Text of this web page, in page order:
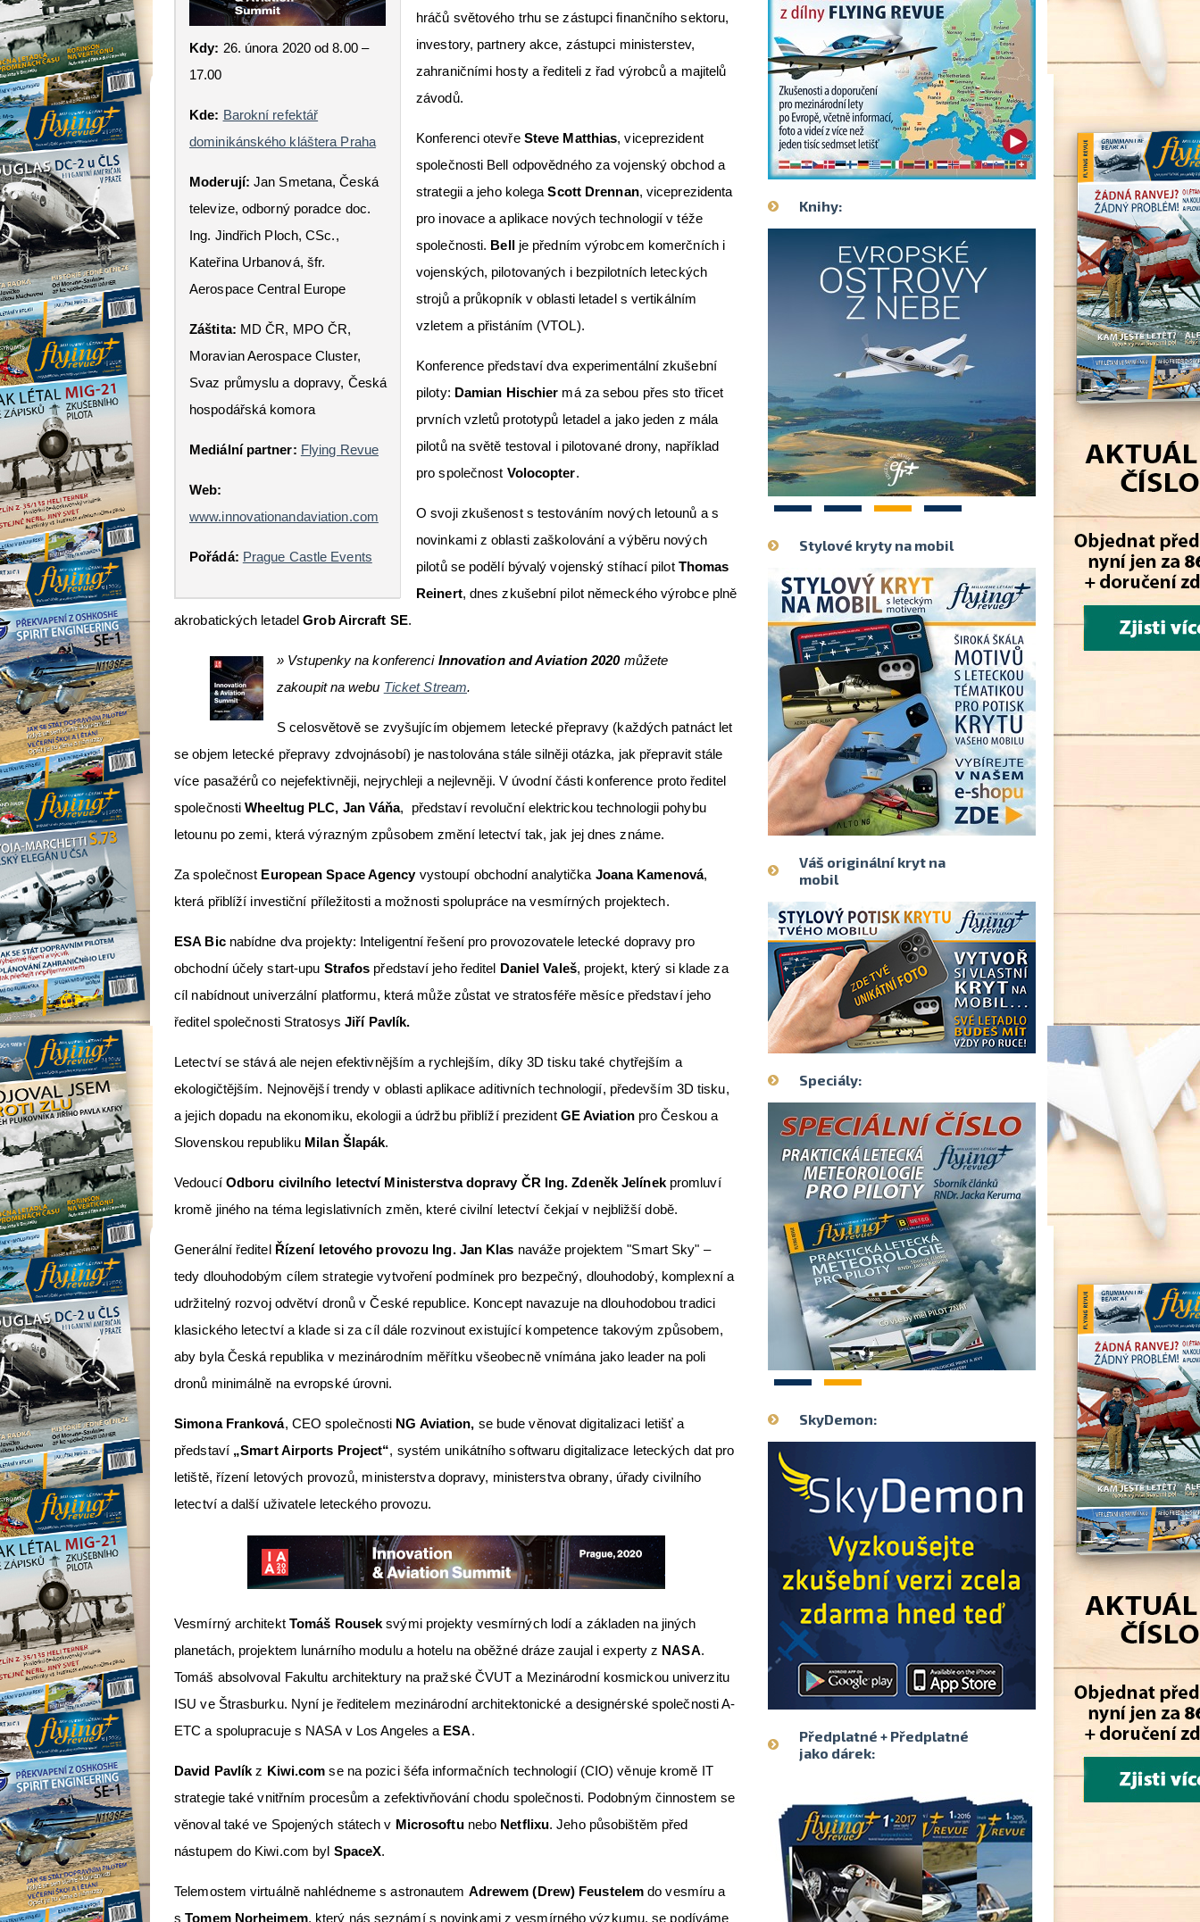
Kdy: 26. února 2020 od 8.00 –
17.00
Kde: Barokní refektář
dominikánského kláštera Praha
Moderují: Jan Smetana, Česká
televize, odborný poradce doc.
Ing. Jindřich Ploch, CSc.,
Kateřina Urbanová, šfr.
Aerospace Central Europe
Záštita: MD ČR, MPO ČR,
Moravian Aerospace Cluster,
Svaz průmyslu a dopravy, Česká
hospodářská komora
Mediální partner: Flying Revue
Web:
www.innovationandaviation.com
Pořádá: Prague Castle Events
hráčů světového trhu se zástupci finančního sektoru,
investory, partnery akce, zástupci ministerstev,
zahraničními hosty a řediteli z řad výrobců a majitelů
závodů.
Konferenci otevře Steve Matthias, viceprezident
společnosti Bell odpovědného za vojenský obchod a
strategii a jeho kolegaScott Drennan, viceprezidenta
pro inovace a aplikace nových technologií v téže
společnosti. Bellje předním výrobcem komerčních i
vojenských, pilotovaných i bezpilotních leteckých
strojů a průkopník v oblasti letadel s vertikálním
vzletem a přistáním (VTOL).
Konference představí dva experimentální zkušební
piloty: Damian Hischier má za sebou přes sto třicet
prvních vzletů prototypů letadel a jako jeden z mála
pilotů na světě testoval i pilotované drony, například
pro společnost Volocopter.
O svoji zkušenost s testováním nových letounů a s
novinkami z oblasti zaškolování a výběru nových
pilotů se podělí bývalý vojenský stíhací pilot Thomas
Reinert, dnes zkušební pilot německého výrobce plně
akrobatických letadelGrob Aircraft SE.
» Vstupenky na konferenci Innovation and Aviation 2020můžete
zakoupit na webu Ticket Stream.
S celosvětově se zvyšujícím objemem letecké přepravy (každých patnáct let
se objem letecké přepravy zdvojnásobí) je nastolována stále silněji otázka, jak přepravit stále
více pasažérů co nejefektivněji, nejrychleji a nejlevněji. V úvodní části konference proto ředitel
společnostiWheeltug PLC, Jan Váňa, představí revoluční elektrickou technologii pohybu
letounu po zemi, která výrazným způsobem změní letectví tak, jak jej dnes známe.
Za společnost European Space Agencyvystoupí obchodní analytička Joana Kamenová,
která přiblíží investiční příležitosti a možnosti spolupráce na vesmírných projektech.
ESA Bicnabídne dva projekty: Inteligentní řešení pro provozovatele letecké dopravy pro
obchodní účely start-upu Strafos představí jeho ředitel Daniel Valeš, projekt, který si klade za
cíl nabídnout univerzální platformu, která může zůstat ve stratosféře měsíce představí jeho
ředitel společnosti StratosysJiří Pavlík.
Letectví se stává ale nejen efektivnějším a rychlejším, díky 3D tisku také chytřejším a
ekologičtějším. Nejnovější trendy v oblasti aplikace aditivních technologií, především 3D tisku,
a jejich dopadu na ekonomiku, ekologii a údržbu přiblíží prezident GE Aviationpro Českou a
Slovenskou republiku Milan Šlapák.
Vedoucí Odboru civilního letectví Ministerstva dopravy ČR Ing. Zdeněk Jelínekpromluví
kromě jiného na téma legislativních změn, které civilní letectví čekjaí v nejbližší době.
Generální ředitel Řízení letového provozu Ing. Jan Klas naváže projektem "Smart Sky" –
tedy dlouhodobým cílem strategie vytvoření podmínek pro bezpečný, dlouhodobý, komplexní a
udržitelný rozvoj odvětví dronů v České republice. Koncept navazuje na dlouhodobou tradici
klasického letectví a klade si za cíl dále rozvinout existující kompetence takovým způsobem,
aby byla Česká republika v mezinárodním měřítku všeobecně vnímána jako leader na poli
dronů minimálně na evropské úrovni.
Simona Franková, CEO společnosti NG Aviation, se bude věnovat digitalizaci letišť a
představí „Smart Airports Project“, systém unikátního softwaru digitalizace leteckých dat pro
letiště, řízení letových provozů, ministerstva dopravy, ministerstva obrany, úřady civilního
letectví a další uživatele leteckého provozu.
Vesmírný architekt Tomáš Rousek svými projekty vesmírných lodí a základen na jiných
planetách, projektem lunárního modulu a hotelu na oběžné dráze zaujal i experty z NASA.
Tomáš absolvoval Fakultu architektury na pražské ČVUT a Mezinárodní kosmickou univerzitu
ISU ve Štrasburku. Nyní je ředitelem mezinárodní architektonické a designérské společnosti A-
ETC a spolupracuje s NASA v Los Angeles a ESA.
David Pavlík z Kiwi.com se na pozici šéfa informačních technologií (CIO) věnuje kromě IT
strategie také vnitřním procesům a zefektivňování chodu společnosti. Podobným činnostem se
věnoval také ve Spojených státech v Microsoftunebo Netflixu. Jeho působištěm před
nástupem do Kiwi.com byl SpaceX.
Telemostem virtuálně nahlédneme s astronautem Adrewem (Drew) Feustelemdo vesmíru a
sTomem Norheimem, který nás seznámí s novinkami z vesmírného výzkumu, se podíváme
Knihy:
1 2 3 4
Stylové kryty na mobil
Váš originální kryt na
mobil
Speciály:
1 2
SkyDemon:
Předplatné + Předplatné
jako dárek: